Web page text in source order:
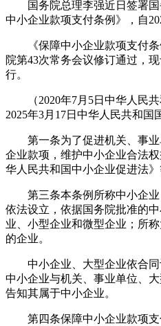
国务院总理李强近日签署国
中小企业款项支付条例》，自
《保障中小企业款项支付条
院第43次常务会议修订通过，
行。
（2020年7月5日中华人民共
2025年3月17日中华人民共和国
第一条为了促进机关、事业
企业款项，维护中小企业合法
华人民共和国中小企业促进法》
第三条本条例所称中小企业
依法设立，依据国务院批准的
业、小型企业和微型企业；所
的企业。
中小企业、大型企业依合同
中小企业与机关、事业单位、
告知其属于中小企业。
第四条保障中小企业款项支